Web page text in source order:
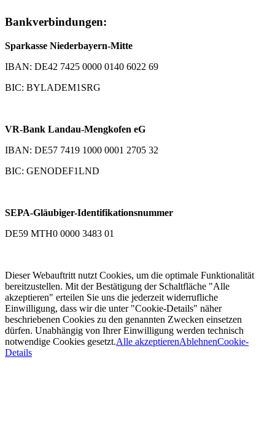
Bankverbindungen:
Sparkasse Niederbayern-Mitte
IBAN: DE42 7425 0000 0140 6022 69
BIC: BYLADEM1SRG
VR-Bank Landau-Mengkofen eG
IBAN: DE57 7419 1000 0001 2705 32
BIC: GENODEF1LND
SEPA-Gläubiger-Identifikationsnummer
DE59 MTH0 0000 3483 01
Dieser Webauftritt nutzt Cookies, um die optimale Funktionalität
bereitzustellen. Mit der Bestätigung der Schaltfläche "Alle
akzeptieren" erteilen Sie uns die jederzeit widerrufliche
Einwilligung, dass wir die unter "Cookie-Details" näher
beschriebenen Cookies zu den genannten Zwecken einsetzen
dürfen. Unabhängig von Ihrer Einwilligung werden technisch
notwendige Cookies gesetzt.Alle akzeptierenAblehnenCookie-
Details